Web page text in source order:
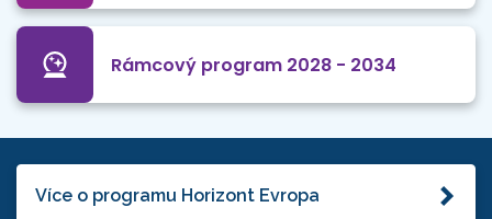
Rámcový program 2028 - 2034
Více o programu Horizont Evropa